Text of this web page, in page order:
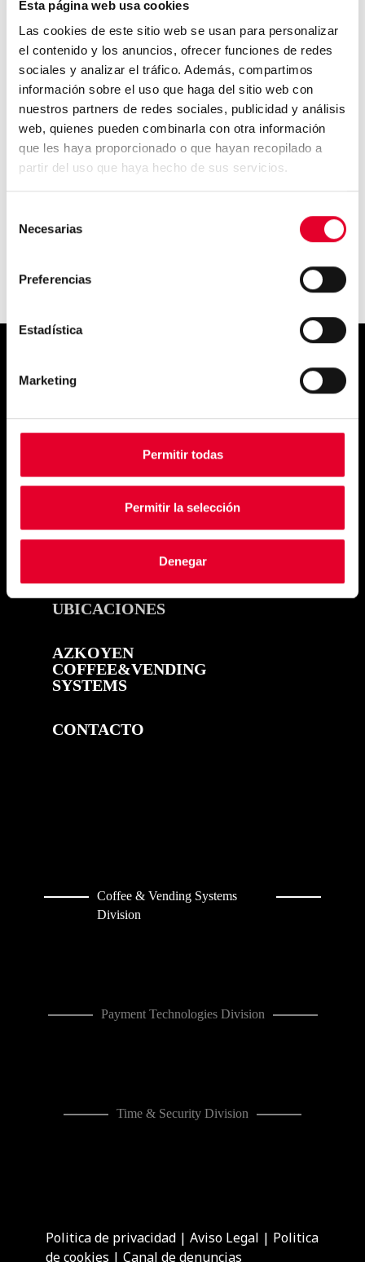
Esta página web usa cookies
Las cookies de este sitio web se usan para personalizar
el contenido y los anuncios, ofrecer funciones de redes
sociales y analizar el tráfico. Además, compartimos
información sobre el uso que haga del sitio web con
nuestros partners de redes sociales, publicidad y análisis
web, quienes pueden combinarla con otra información
que les haya proporcionado o que hayan recopilado a
partir del uso que haya hecho de sus servicios.
Necesarias
Preferencias
Estadística
Marketing
Permitir todas
Permitir la selección
Denegar
Especies y variedades de café
(Parte 1)...
Busca un nicho de mercado y
Simply
exquisite
UBICACIONES
AZKOYEN
COFFEE&VENDING
SYSTEMS
CONTACTO
Coffee & Vending Systems
Division
Payment Technologies Division
Time & Security Division
Politica de privacidad |Aviso Legal | Politica
de cookies |Canal de denuncias